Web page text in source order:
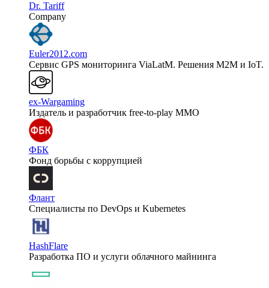
Dr. Tariff
Company
Euler2012.com
Сервис GPS мониторинга ViaLatM. Решения M2M и IoT.
ex-Wargaming
Издатель и разработчик free-to-play MMO
ФБК
Фонд борьбы с коррупцией
Флант
Специалисты по DevOps и Kubernetes
HashFlare
Разработка ПО и услуги облачного майнинга